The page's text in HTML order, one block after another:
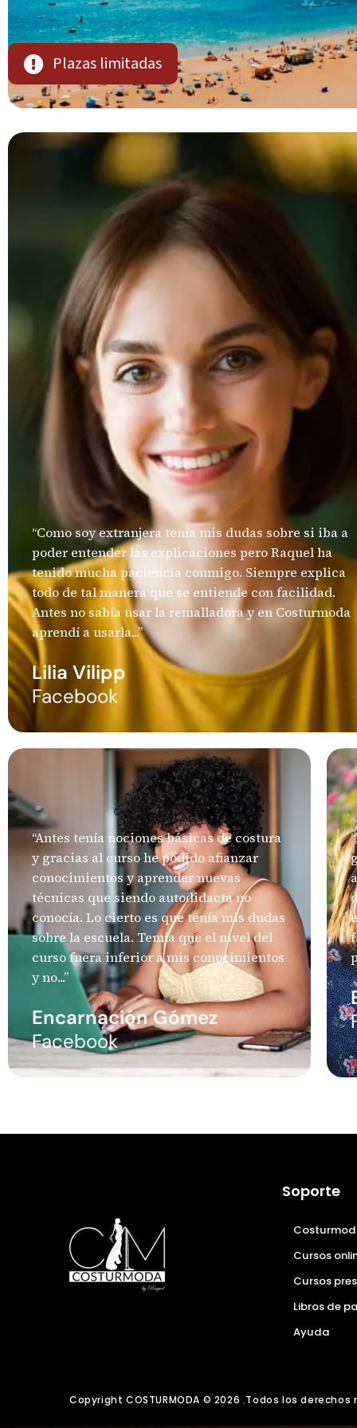
Plazas limitadas
“Como soy extranjera tenía mis dudas sobre si iba a
poder entender las explicaciones pero Raquel ha
tenido mucha paciencia conmigo. Siempre explica
todo de tal manera que se entiende con facilidad.
Antes no sabía usar la remalladora y en Costurmoda
aprendí a usarla...”
Lilia Vilipp
Facebook
“Antes tenía nociones básicas de costura
y gracias al curso he podido afianzar
conocimientos y aprender nuevas
técnicas que siendo autodidacta no
conocía. Lo cierto es que tenía mis dudas
sobre la escuela. Temía que el nivel del
curso fuera inferior a mis conocimientos
y no...”
Encarnación Gómez
Facebook
Soporte
Cursos
Cursos
Libros de
Ayuda
Copyright COSTURMODA © 2026 .Todos los